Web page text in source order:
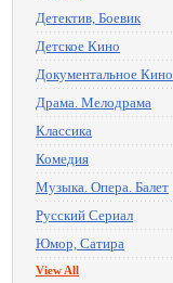
Детектив, Боевик
Детское Кино
Документальное Кино
Драма. Мелодрама
Классика
Комедия
Музыка. Опера. Балет
Русский Сериал
Юмор, Сатира
View All